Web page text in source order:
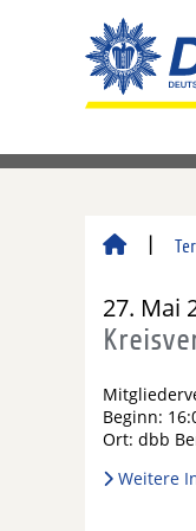
27. Mai
Beginn:
Ort: dbb
Weitere